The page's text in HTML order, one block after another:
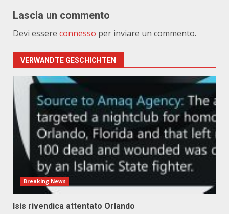
Lascia un commento
Devi essere connesso per inviare un commento.
VERWANDTE GESCHICHTEN
Breaking News
Isis rivendica attentato Orlando